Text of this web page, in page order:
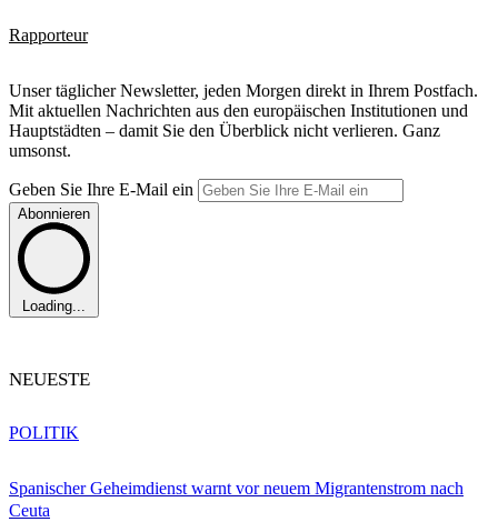
Rapporteur
Unser täglicher Newsletter, jeden Morgen direkt in Ihrem Postfach.
Mit aktuellen Nachrichten aus den europäischen Institutionen und
Hauptstädten – damit Sie den Überblick nicht verlieren. Ganz
umsonst.
Geben Sie Ihre E-Mail ein
Abonnieren
Loading...
NEUESTE
Spanischer Geheimdienst warnt vor neuem Migrantenstrom nach
Ceuta
POLITIK